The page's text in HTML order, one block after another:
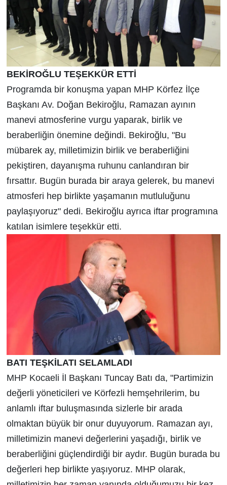
BEKİROĞLU TEŞEKKÜR ETTİ
Programda bir konuşma yapan MHP Körfez İlçe
Başkanı Av. Doğan Bekiroğlu, Ramazan ayının
manevi atmosferine vurgu yaparak, birlik ve
beraberliğin önemine değindi. Bekiroğlu, "Bu
mübarek ay, milletimizin birlik ve beraberliğini
pekiştiren, dayanışma ruhunu canlandıran bir
fırsattır. Bugün burada bir araya gelerek, bu manevi
atmosferi hep birlikte yaşamanın mutluluğunu
paylaşıyoruz" dedi. Bekiroğlu ayrıca iftar programına
katılan isimlere teşekkür etti.
BATI TEŞKİLATI SELAMLADI
MHP Kocaeli İl Başkanı Tuncay Batı da, "Partimizin
değerli yöneticileri ve Körfezli hemşehrilerim, bu
anlamlı iftar buluşmasında sizlerle bir arada
olmaktan büyük bir onur duyuyorum. Ramazan ayı,
milletimizin manevi değerlerini yaşadığı, birlik ve
beraberliğini güçlendirdiği bir aydır. Bugün burada bu
değerleri hep birlikte yaşıyoruz. MHP olarak,